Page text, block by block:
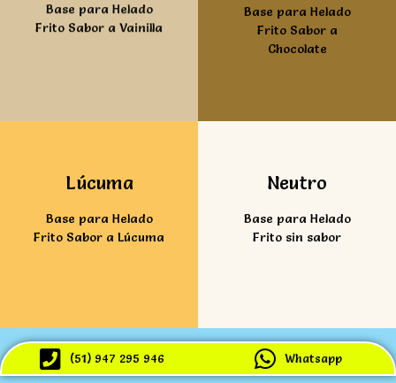
Base para Helado
Frito Sabor a Vainilla
Base para Helado
Frito Sabor a
Chocolate
Lúcuma
Base para Helado
Frito Sabor a Lúcuma
Neutro
Base para Helado
Frito sin sabor
(51) 947 295 946 Whatsapp